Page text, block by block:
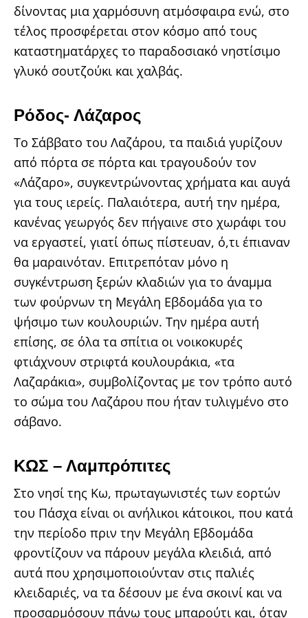
δίνοντας μια χαρμόσυνη ατμόσφαιρα ενώ, στο
τέλος προσφέρεται στον κόσμο από τους
καταστηματάρχες το παραδοσιακό νηστίσιμο
γλυκό σουτζούκι και χαλβάς.
Ρόδος- Λάζαρος
Το Σάββατο του Λαζάρου, τα παιδιά γυρίζουν
από πόρτα σε πόρτα και τραγουδούν τον
«Λάζαρο», συγκεντρώνοντας χρήματα και αυγά
για τους ιερείς. Παλαιότερα, αυτή την ημέρα,
κανένας γεωργός δεν πήγαινε στο χωράφι του
να εργαστεί, γιατί όπως πίστευαν, ό,τι έπιαναν
θα μαραινόταν. Επιτρεπόταν μόνο η
συγκέντρωση ξερών κλαδιών για το άναμμα
των φούρνων τη Μεγάλη Εβδομάδα για το
ψήσιμο των κουλουριών. Την ημέρα αυτή
επίσης, σε όλα τα σπίτια οι νοικοκυρές
φτιάχνουν στριφτά κουλουράκια, «τα
Λαζαράκια», συμβολίζοντας με τον τρόπο αυτό
το σώμα του Λαζάρου που ήταν τυλιγμένο στο
σάβανο.
ΚΩΣ – Λαμπρόπιτες
Στο νησί της Κω, πρωταγωνιστές των εορτών
του Πάσχα είναι οι ανήλικοι κάτοικοι, που κατά
την περίοδο πριν την Μεγάλη Εβδομάδα
φροντίζουν να πάρουν μεγάλα κλειδιά, από
αυτά που χρησιμοποιούνταν στις παλιές
κλειδαριές, να τα δέσουν με ένα σκοινί και να
προσαρμόσουν πάνω τους μπαρούτι και, όταν